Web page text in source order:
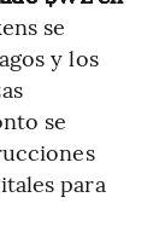
se
y los
se
para